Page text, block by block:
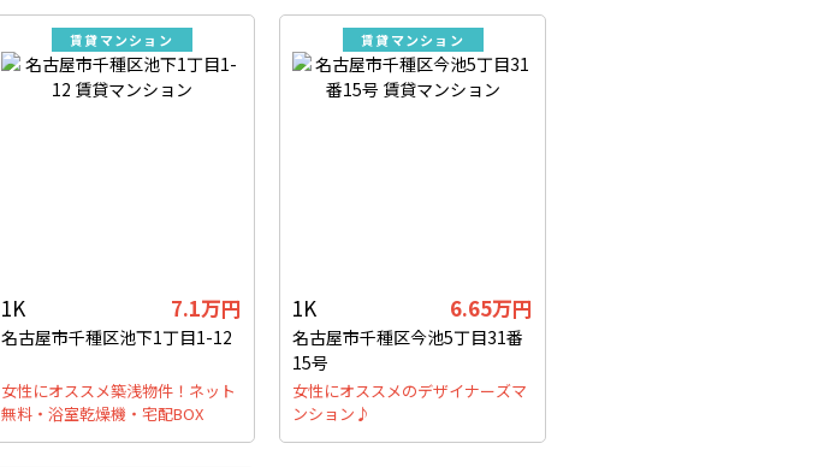
賃貸マンション
1K 7.1万円
名古屋市千種区池下1丁目1-12
女性にオススメ築浅物件！ネット
無料・浴室乾燥機・宅配BOX
賃貸マンション
1K 6.65万円
名古屋市千種区今池5丁目31番
15号
女性にオススメのデザイナーズマ
ンション♪